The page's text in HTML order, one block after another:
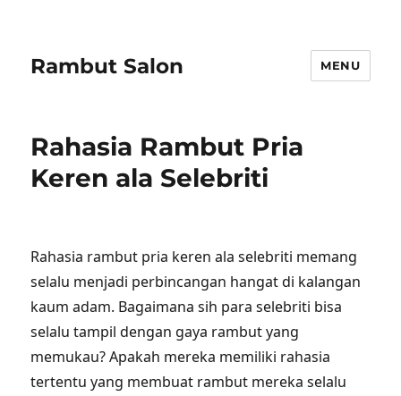
Rambut Salon MENU
Rahasia Rambut Pria
Keren ala Selebriti
Rahasia rambut pria keren ala selebriti memang
selalu menjadi perbincangan hangat di kalangan
kaum adam. Bagaimana sih para selebriti bisa
selalu tampil dengan gaya rambut yang
memukau? Apakah mereka memiliki rahasia
tertentu yang membuat rambut mereka selalu